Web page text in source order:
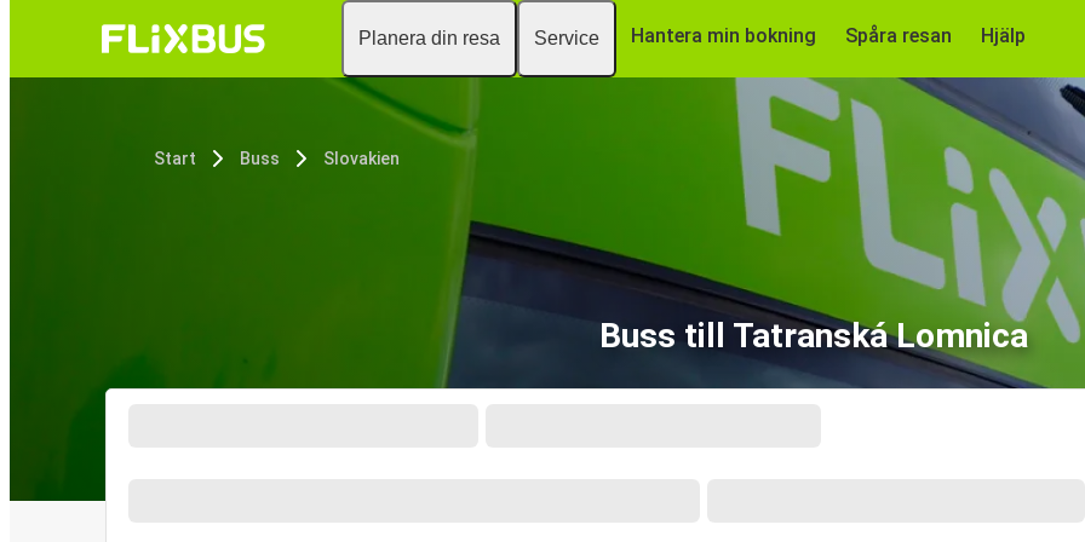
Planera din resa Service Hantera min bokning Spåra resan Hjälp
Start Buss Slovakien
Buss till Tatranská Lomnica